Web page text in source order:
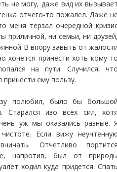
не могу, даже вид их
отчего-то пожалел. Даже
меня терзал очередной
приличной, ни семьи, ни
В впору завыть от
хочется принести хоть кому-
на пути. Случился,
ему пользу.
полюбил, было бы
Старался изо всех сил,
уж мы оказались разные.
Если вижу
Отчетливо
напротив, был от
ходил куда придется.